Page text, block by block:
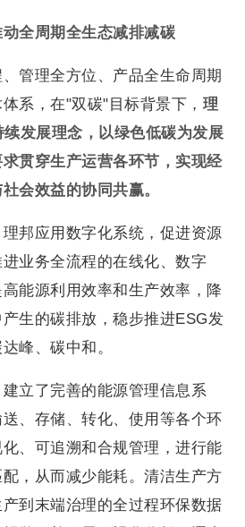
全周期全生态减排减碳
管理全方位、产品全生命周期
系，在"双碳"目标背景下， 理
续发展理念，以绿色低碳为发展
贯穿生产运营各环节，实现经
会效益的协同共赢。
邦应用数字化系统，促进资源
业务全流程的在线化、数字
能源利用效率和生产效率，降
生的碳排放，稳步推进ESG发
峰、碳中和。
立了完善的能源管理信息系
、存储、转化、使用等各个环
、可追溯和合规管理，进行能
，从而减少能耗。清洁生产方
到末端治理的全过程环保数据